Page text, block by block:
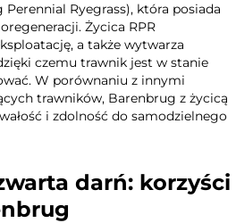
Perennial Ryegrass), która posiada
Życica RPR
a także wytwarza
czemu trawnik jest w stanie
W porównaniu z innymi
trawników, Barenbrug z życicą
i zdolność do samodzielnego
darń: korzyści